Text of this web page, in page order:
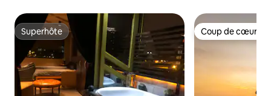
Superhôte
Superhôte Coup de cœur
Coup de cœur